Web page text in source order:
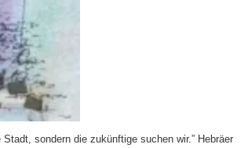
sondern die zukünftige suchen wir.” Hebräer